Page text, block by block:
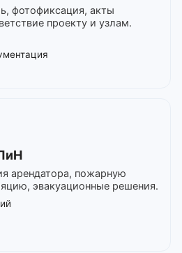
фотофиксация, акты
проекту и узлам.
арендатора, пожарную
эвакуационные решения.